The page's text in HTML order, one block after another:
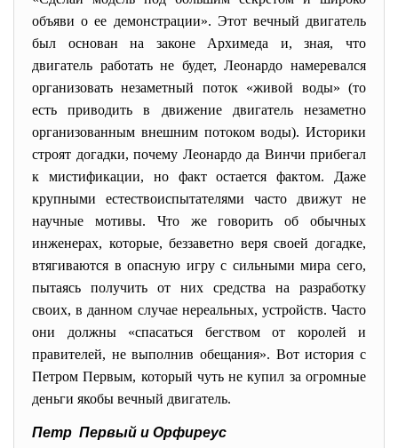
объяви о ее демонстрации». Этот вечный двигатель
был основан на законе Архимеда и, зная, что
двигатель работать не будет, Леонардо намеревался
организовать незаметный поток «живой воды» (то
есть приводить в движение двигатель незаметно
организованным внешним потоком воды). Историки
строят догадки, почему Леонардо да Винчи прибегал
к мистификации, но факт остается фактом. Даже
крупными естествоиспытателями часто движут не
научные мотивы. Что же говорить об обычных
инженерах, которые, беззаветно веря своей догадке,
втягиваются в опасную игру с сильными мира сего,
пытаясь получить от них средства на разработку
своих, в данном случае нереальных, устройств. Часто
они должны «спасаться бегством от королей и
правителей, не выполнив обещания». Вот история с
Петром Первым, который чуть не купил за огромные
деньги якобы вечный двигатель.
Петр Первый и Орфиреус